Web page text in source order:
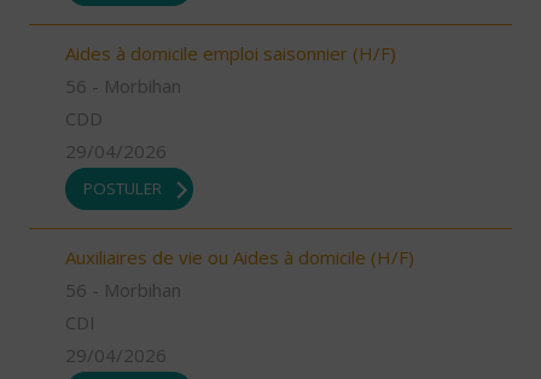
Aides à domicile emploi saisonnier (H/F)
56 - Morbihan
CDD
29/04/2026
POSTULER
Auxiliaires de vie ou Aides à domicile (H/F)
56 - Morbihan
CDI
29/04/2026